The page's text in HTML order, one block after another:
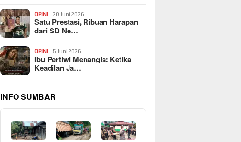
OPINI 20 Juni 2026
Satu Prestasi, Ribuan Harapan
dari SD Ne…
OPINI 5 Juni 2026
Ibu Pertiwi Menangis: Ketika
Keadilan Ja…
INFO SUMBAR